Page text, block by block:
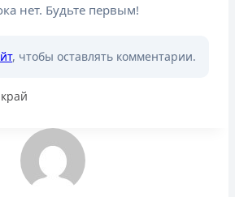
нет. Будьте первым!
, чтобы оставлять комментарии.